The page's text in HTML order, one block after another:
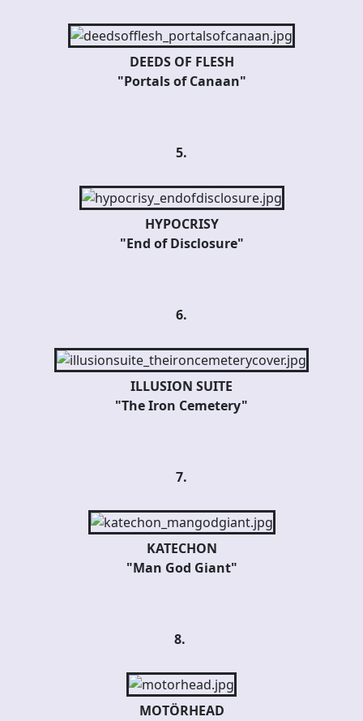
DEEDS OF FLESH
"Portals of Canaan"
5.
HYPOCRISY
"End of Disclosure"
6.
ILLUSION SUITE
"The Iron Cemetery"
7.
KATECHON
"Man God Giant"
8.
MOTÖRHEAD